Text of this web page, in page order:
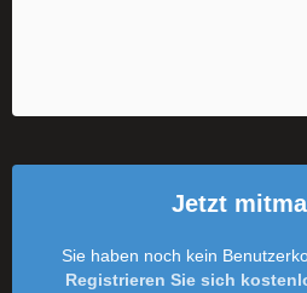
Jetzt
Sie haben noch kein
Registrieren Sie sich